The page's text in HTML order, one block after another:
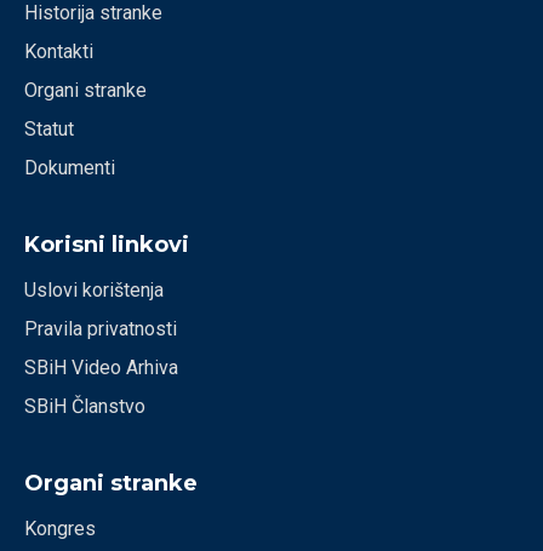
Historija stranke
Kontakti
Organi stranke
Statut
Dokumenti
Korisni linkovi
Uslovi korištenja
Pravila privatnosti
SBiH Video Arhiva
SBiH Članstvo
Organi stranke
Kongres